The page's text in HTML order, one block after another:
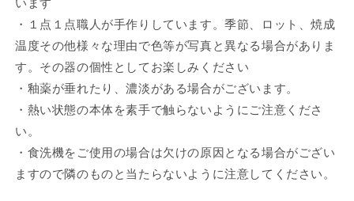
・１点１点職人が手作りしています。季節、ロット、焼成
温度その他様々な理由で色等が写真と異なる場合がありま
す。その器の個性としてお楽しみください
・釉薬が垂れたり、濃淡がある場合がございます。
・熱い状態の本体を素手で触らないようにご注意くださ
い。
・食洗機をご使用の場合は欠けの原因となる場合がござい
ますので隣のものと当たらないように注意してください。